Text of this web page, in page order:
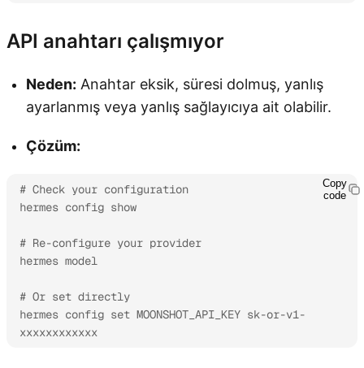
API anahtarı çalışmıyor
Neden: Anahtar eksik, süresi dolmuş, yanlış
ayarlanmış veya yanlış sağlayıcıya ait olabilir.
Çözüm:
# Check your configuration
hermes config show
# Re-configure your provider
hermes model
# Or set directly
hermes config set MOONSHOT_API_KEY sk-or-v1-
xxxxxxxxxxxx
Copy
code